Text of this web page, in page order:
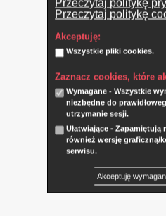
Przeczytaj politykę
Przeczytaj politykę
Akceptuję:
Wszystkie pliki cookies.
Zaznacz cookies, które
Wymagane - Wszystkie
niezbędne do
utrzymanie sesji.
Ułatwiające -
również wersję graficzną/
serwisu.
Akceptuję